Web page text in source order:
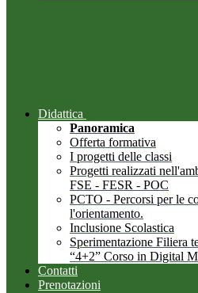
Didattica
Panoramica
Offerta formativa
I progetti delle classi
Progetti realizzati
FSE - FESR - POC
PCTO - Percorsi per le
l'orientamento.
Inclusione Scolastica
Sperimentazione Filiera
“4+2” Corso in Digital
Contatti
Prenotazioni